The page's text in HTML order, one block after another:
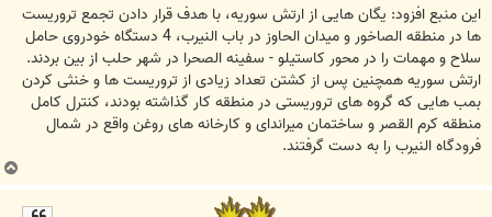
این منبع افزود: یگان هایی از ارتش سوریه، با هدف قرار دادن تجمع تروریست
ها در منطقه الصاخور و میدان الحاوز در باب النیرب، 4 دستگاه خودروی حامل
سلاح و مهمات را در محور کاستیلو - سفینه الصحرا در شهر حلب از بین بردند.
ارتش سوریه همچنین پس از کشتن تعداد زیادی از تروریست ها و خنثی کردن
بمب هایی که گروه های تروریستی در منطقه کار گذاشته بودند، کنترل کامل
منطقه کرم القصر و ساختمان میراندای و کارخانه های روغن واقع در شمال
فرودگاه النیرب را به دست گرفتند.
ب
ا